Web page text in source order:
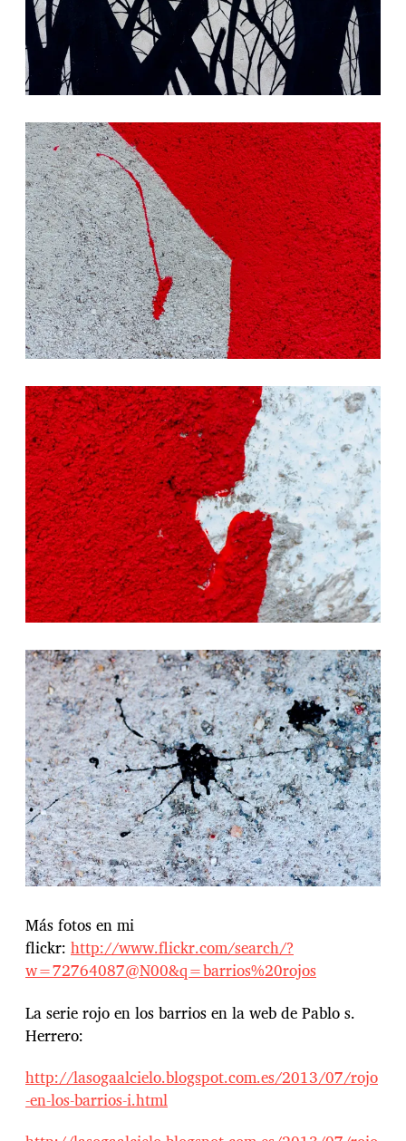
Más fotos en mi
flickr: http://www.flickr.com/search/?
w=72764087@N00&q=barrios%20rojos
La serie rojo en los barrios en la web de Pablo s.
Herrero:
http://lasogaalcielo.blogspot.com.es/2013/07/rojo
-en-los-barrios-i.html